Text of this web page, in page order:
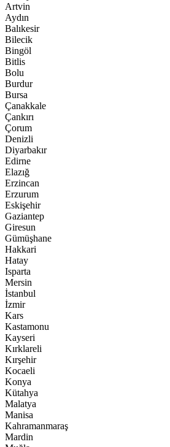
Artvin
Aydın
Balıkesir
Bilecik
Bingöl
Bitlis
Bolu
Burdur
Bursa
Çanakkale
Çankırı
Çorum
Denizli
Diyarbakır
Edirne
Elazığ
Erzincan
Erzurum
Eskişehir
Gaziantep
Giresun
Gümüşhane
Hakkari
Hatay
Isparta
Mersin
İstanbul
İzmir
Kars
Kastamonu
Kayseri
Kırklareli
Kırşehir
Kocaeli
Konya
Kütahya
Malatya
Manisa
Kahramanmaraş
Mardin